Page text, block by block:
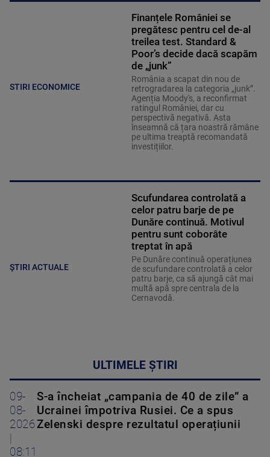
STIRI ECONOMICE
Finanțele României se
pregătesc pentru cel de-al
treilea test. Standard &
Poor’s decide dacă scapăm
de „junk”
România a scapat din nou de
retrogradarea la categoria „junk”.
Agenția Moody's, a reconfirmat
ratingul României, dar cu
perspectivă negativă. Asta
înseamnă că țara noastră rămâne
pe ultima treaptă recomandată
investițiilor.
ȘTIRI ACTUALE
Scufundarea controlată a
celor patru barje de pe
Dunăre continuă. Motivul
pentru sunt coborâte
treptat în apă
Pe Dunăre continuă operațiunea
de scufundare controlată a celor
patru barje, ca să ajungă cât mai
multă apă spre centrala de la
Cernavodă.
ULTIMELE ȘTIRI
09-
08-
2026
|
08:11
S-a încheiat „campania de 40 de zile” a
Ucrainei împotriva Rusiei. Ce a spus
Zelenski despre rezultatul operațiunii